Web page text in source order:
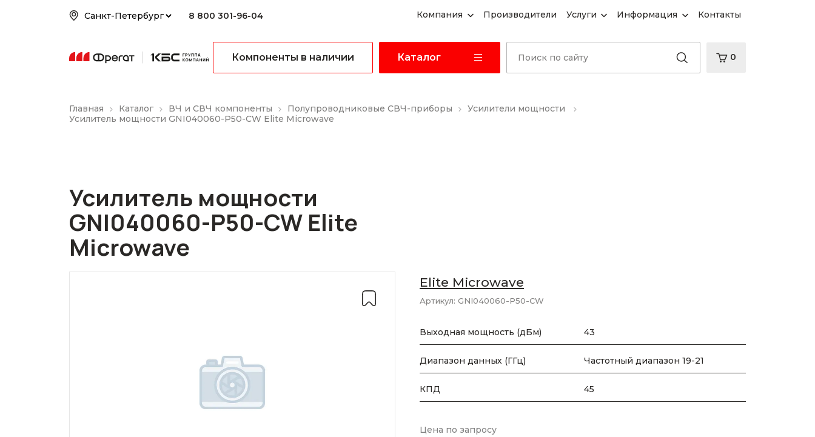
8 800 301-96-04 Компания Производители Услуги Информация Контакты
Компоненты в наличии Каталог 0
Главная Каталог ВЧ и СВЧ компоненты Полупроводниковые СВЧ-приборы
Усилители мощности
Усилитель мощности GNI040060-P50-CW Elite Microwave
Усилитель мощности
GNI040060-P50-CW Elite
Microwave
Elite Microwave
Артикул: GNI040060-P50-CW
Выходная мощность (дБм) 43
Диапазон данных (ГГц) Частотный диапазон 19-21
КПД 45
Цена по запросу